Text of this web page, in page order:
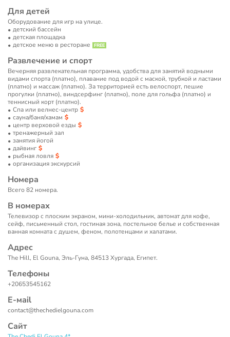
Для детей
Оборудование для игр на улице.
детский бассейн
детская площадка
детское меню в ресторане
Развлечение и спорт
Вечерняя развлекательная программа, удобства для занятий водными
видами спорта (платно), плавание под водой с маской, трубкой и ластами
(платно) и массаж (платно). За территорией есть велоспорт, пешие
прогулки (платно), виндсерфинг (платно), поле для гольфа (платно) и
теннисный корт (платно).
Спа или велнес-центр
сауна/баня/хамам
центр верховой езды
тренажерный зал
занятия йогой
дайвинг
рыбная ловля
организация экскурсий
Номера
Всего 82 номера.
В номерах
Телевизор с плоским экраном, мини-холодильник, автомат для кофе,
сейф, письменный стол, гостиная зона, постельное белье и собственная
ванная комната с душем, феном, полотенцами и халатами.
Адрес
The Hill, El Gouna, Эль-Гуна, 84513 Хургада, Египет.
Телефоны
+20653545162
Е-маil
contact@thechedielgouna.com
Сайт